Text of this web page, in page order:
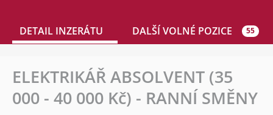
DETAIL INZERÁTU DALŠÍ VOLNÉ POZICE 55
ELEKTRIKÁŘ ABSOLVENT (35
000 - 40 000 Kč) - RANNÍ SMĚNY